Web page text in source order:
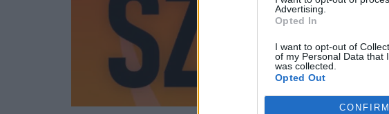
Advertising.
Opted In
I want to opt-out of
of my Personal Data that
was collected.
Opted Out
CONFIRM